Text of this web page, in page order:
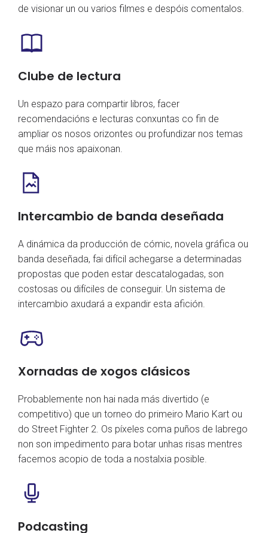
de visionar un ou varios filmes e despóis comentalos.
Clube de lectura
Un espazo para compartir libros, facer
recomendacións e lecturas conxuntas co fin de
ampliar os nosos orizontes ou profundizar nos temas
que máis nos apaixonan.
Intercambio de banda deseñada
A dinámica da producción de cómic, novela gráfica ou
banda deseñada, fai difícil achegarse a determinadas
propostas que poden estar descatalogadas, son
costosas ou difíciles de conseguir. Un sistema de
intercambio axudará a expandir esta afición.
Xornadas de xogos clásicos
Probablemente non hai nada más divertido (e
competitivo) que un torneo do primeiro Mario Kart ou
do Street Fighter 2. Os píxeles coma puños de labrego
non son impedimento para botar unhas risas mentres
facemos acopio de toda a nostalxia posible.
Podcasting